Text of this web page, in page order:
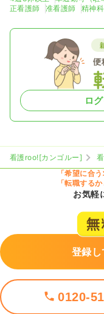
正看護師
准看護師 精神
ロ
看護roo![カンゴルー]
「希望に合
「転職する
お気軽
登録
0120-